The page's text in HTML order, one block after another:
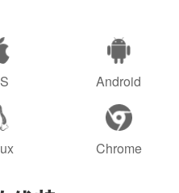
Android
Chrome